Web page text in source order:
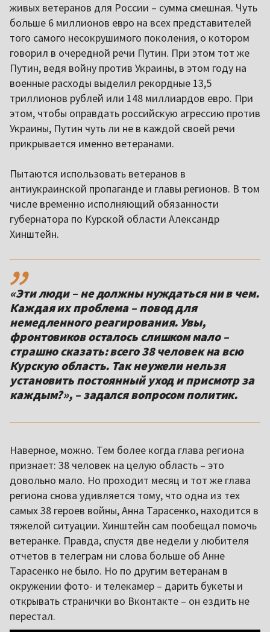
живых ветеранов для России – сумма смешная. Чуть
больше 6 миллионов евро на всех представителей
того самого несокрушимого поколения, о котором
говорил в очередной речи Путин. При этом тот же
Путин, ведя войну против Украины, в этом году на
военные расходы выделил рекордные 13,5
триллионов рублей или 148 миллиардов евро. При
этом, чтобы оправдать российскую агрессию против
Украины, Путин чуть ли не в каждой своей речи
прикрывается именно ветеранами.
Пытаются использовать ветеранов в
антиукраинской пропаганде и главы регионов. В том
числе временно исполняющий обязанности
губернатора по Курской области Александр
Хинштейн.
,,
«Эти люди – не должны нуждаться ни в чем.
Каждая их проблема – повод для
немедленного реагирования. Увы,
фронтовиков осталось слишком мало –
страшно сказать: всего 38 человек на всю
Курскую область. Так неужели нельзя
установить постоянный уход и присмотр за
каждым?», – задался вопросом политик.
Наверное, можно. Тем более когда глава региона
признает: 38 человек на целую область – это
довольно мало. Но проходит месяц и тот же глава
региона снова удивляется тому, что одна из тех
самых 38 героев войны, Анна Тарасенко, находится в
тяжелой ситуации. Хинштейн сам пообещал помочь
ветеранке. Правда, спустя две недели у любителя
отчетов в телеграм ни слова больше об Анне
Тарасенко не было. Но по другим ветеранам в
окружении фото- и телекамер – дарить букеты и
открывать странички во Вконтакте – он ездить не
перестал.